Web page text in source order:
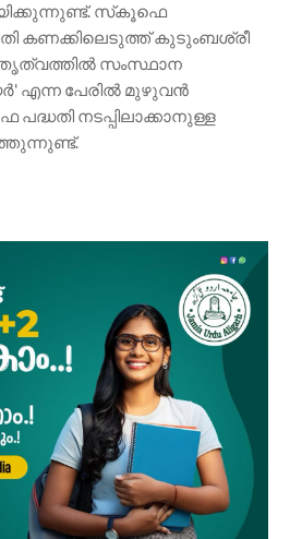
സ്‌കൂഫെ
കണക്കിലെടുത്ത് കുടുംബശ്രീ
സംസ്ഥാന
എന്ന പേരിൽ മുഴുവൻ
നടപ്പിലാക്കാനുള്ള